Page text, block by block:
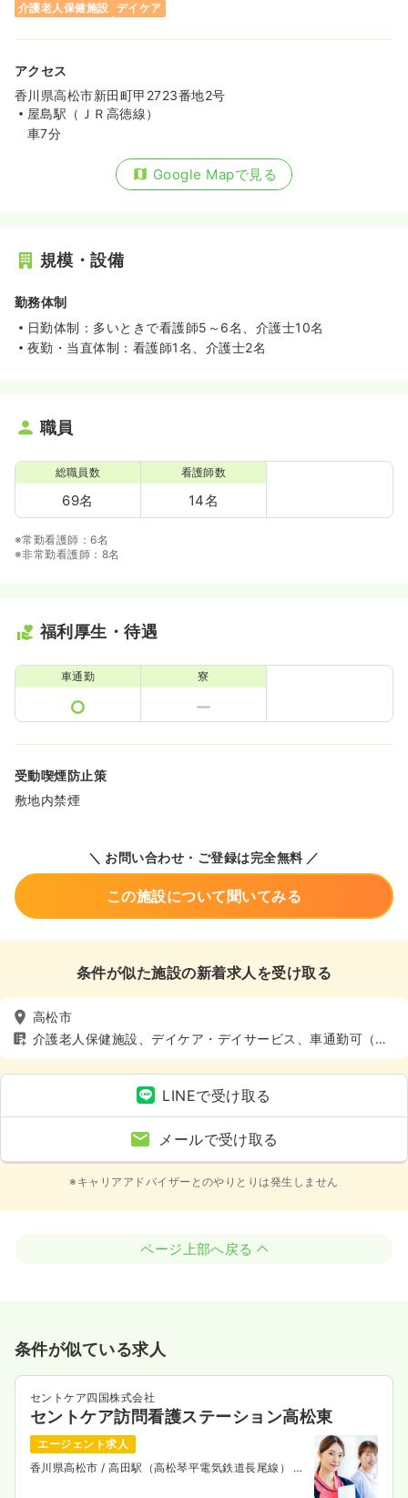
介護老人保健施設 デイケア
アクセス
香川県高松市新田町甲2723番地2号
屋島駅（ＪＲ高徳線）
車7分
Google Mapで見る
規模・設備
勤務体制
日勤体制：多いときで看護師5～6名、介護士10名
夜勤・当直体制：看護師1名、介護士2名
職員
総職員数
69名
看護師数
14名
※常勤看護師：6名
※非常勤看護師：8名
福利厚生・待遇
車通勤 寮
受動喫煙防止策
敷地内禁煙
＼ お問い合わせ・ご登録は完全無料 ／
この施設について聞いてみる
条件が似た施設の新着求人を受け取る
高松市
介護老人保健施設、デイケア・デイサービス、車通勤可（駐
車場有）
LINEで受け取る
メールで受け取る
※キャリアアドバイザーとのやりとりは発生しません
ページ上部へ戻る
条件が似ている求人
セントケア四国株式会社
セントケア訪問看護ステーション高松東
エージェント求人
香川県高松市/ 高田駅（高松琴平電気鉄道長尾線） 徒